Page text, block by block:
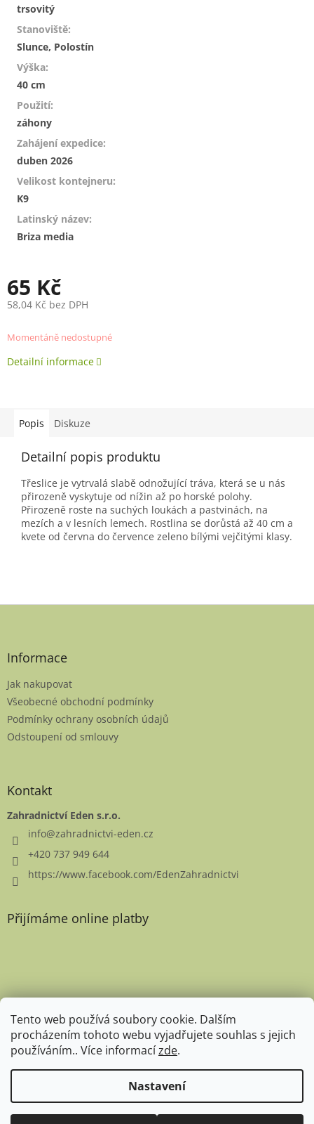
Tento web používá soubory cookie. Dalším
procházením tohoto webu vyjadřujete souhlas s jejich
používáním.. Více informacízde.
Nastavení
trsovitý
Stanoviště:
Slunce, Polostín
Výška:
40 cm
Použití:
záhony
Zahájení expedice:
duben 2026
Velikost kontejneru:
K9
Latinský název:
Briza media
65 Kč
58,04 Kč bez DPH
cena:
Momentáně nedostupné
Detailní informace
Popis Diskuze
Detailní popis produktu
Třeslice je vytrvalá slabě odnožující tráva, která se u nás
přirozeně vyskytuje od nížin až po horské polohy.
Přirozeně roste na suchých loukách a pastvinách, na
mezích a v lesních lemech. Rostlina se dorůstá až 40 cm a
kvete od června do července zeleno bílými vejčitými klasy.
Z
Informace
Jak nakupovat
Všeobecné obchodní podmínky
Podmínky ochrany osobních údajů
Odstoupení od smlouvy
Kontakt
Zahradnictví Eden s.r.o.
info@zahradnictvi-eden.cz
+420 737 949 644
https://www.facebook.com/EdenZahradnictvi
Přijímáme online platby
Favicon
Copyright 2026Zahradnictví Eden. Všechna práva